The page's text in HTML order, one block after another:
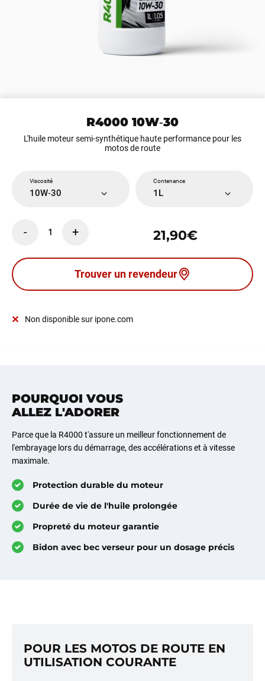
R4000 10W‑30
L'huile moteur semi-synthétique haute performance pour les
motos de route
Viscosité
10W‑30
Contenance
1L
- 1 + 21,90€
Trouver un revendeur
Non disponible sur ipone.com
POURQUOI VOUS
ALLEZ L'ADORER
Parce que la R4000 t'assure un meilleur fonctionnement de
l'embrayage lors du démarrage, des accélérations et à vitesse
maximale.
Protection durable du moteur
Durée de vie de l'huile prolongée
Propreté du moteur garantie
Bidon avec bec verseur pour un dosage précis
POUR LES MOTOS DE ROUTE EN
UTILISATION COURANTE